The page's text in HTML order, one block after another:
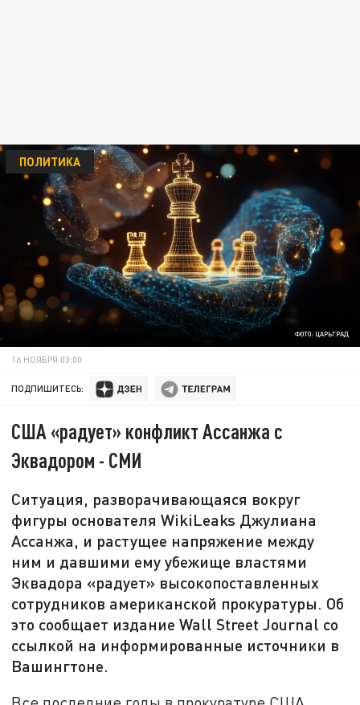
ФОТО: ЦАРЬГРАД
ПОЛИТИКА
16 НОЯБРЯ 03:00
ПОДПИШИТЕСЬ:
США «радует» конфликт Ассанжа с
Эквадором - СМИ
Ситуация, разворачивающаяся вокруг
фигуры основателя WikiLeaks Джулиана
Ассанжа, и растущее напряжение между
ним и давшими ему убежище властями
Эквадора «радует» высокопоставленных
сотрудников американской прокуратуры. Об
это сообщает издание Wall Street Journal со
ссылкой на информированные источники в
Вашингтоне.